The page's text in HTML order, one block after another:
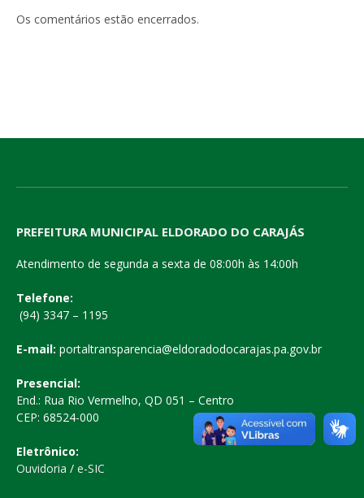
Os comentários estão encerrados.
PREFEITURA MUNICIPAL ELDORADO DO CARAJÁS
Atendimento de segunda a sexta de 08:00h às 14:00h
Telefone:
(94) 3347 – 1195
E-mail: portaltransparencia@eldoradodocarajas.pa.gov.br
Presencial:
End.: Rua Rio Vermelho, QD 051 – Centro
CEP: 68524-000
Eletrônico:
Ouvidoria / e-SIC